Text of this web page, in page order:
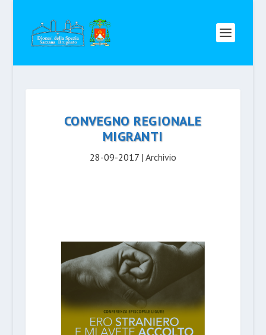
CONVEGNO REGIONALE
MIGRANTI
28-09-2017| Archivio